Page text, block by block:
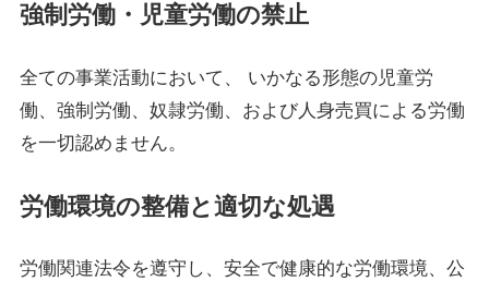
強制労働・児童労働の禁止
全ての事業活動において、 いかなる形態の児童労
働、強制労働、奴隷労働、および人身売買による労働
を一切認めません。
労働環境の整備と適切な処遇
労働関連法令を遵守し、安全で健康的な労働環境、公